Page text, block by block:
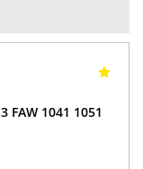
FAW 1041 1051